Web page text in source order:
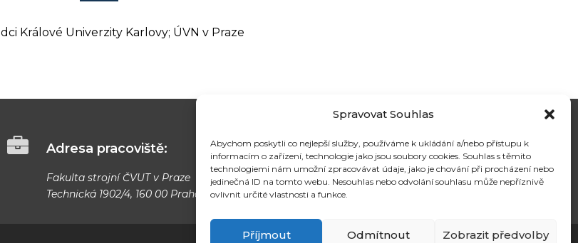
Spravovat Souhlas
Abychom poskytli co nejlepší služby, používáme k ukládání a/nebo přístupu k
informacím o zařízení, technologie jako jsou soubory cookies. Souhlas s těmito
technologiemi nám umožní zpracovávat údaje, jako je chování při procházení nebo
jedinečná ID na tomto webu. Nesouhlas nebo odvolání souhlasu může nepříznivě
ovlivnit určité vlastnosti a funkce.
Příjmout Odmítnout Zobrazit předvolby
Králové Univerzity Karlovy; ÚVN v Praze
Adresa pracoviště:
Fakulta strojní ČVUT v Praze
Technická 1902/4, 160 00 Praha 6
LinkedIn
Více informací